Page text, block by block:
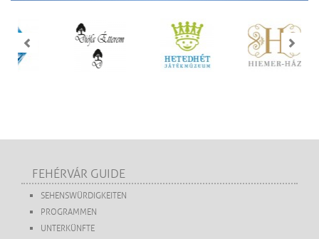
FEHÉRVÁR GUIDE
SEHENSWÜRDIGKEITEN
PROGRAMMEN
UNTERKÜNFTE